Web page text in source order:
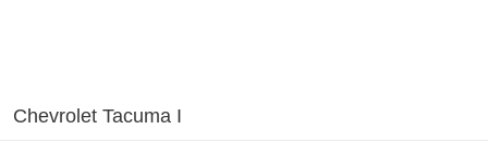
Chevrolet Tacuma I